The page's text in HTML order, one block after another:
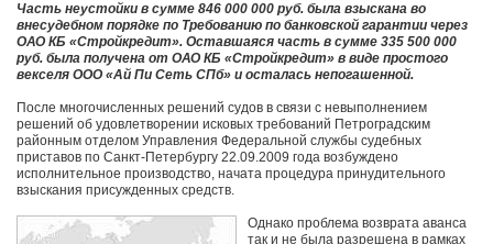
Часть неустойки в сумме 846 000 000 руб. была взыскана во
внесудебном порядке по Требованию по банковской гарантии через
ОАО КБ «Стройкредит». Оставшаяся часть в сумме 335 500 000
руб. была получена от ОАО КБ «Стройкредит» в виде простого
векселя ООО «Ай Пи Сеть СПб» и осталась непогашенной.
После многочисленных решений судов в связи с невыполнением
решений об удовлетворении исковых требований Петроградским
районным отделом Управления Федеральной службы судебных
приставов по Санкт-Петербургу 22.09.2009 года возбуждено
исполнительное производство, начата процедура принудительного
взыскания присужденных средств.
Однако проблема возврата аванса
так и не была разрешена в рамках